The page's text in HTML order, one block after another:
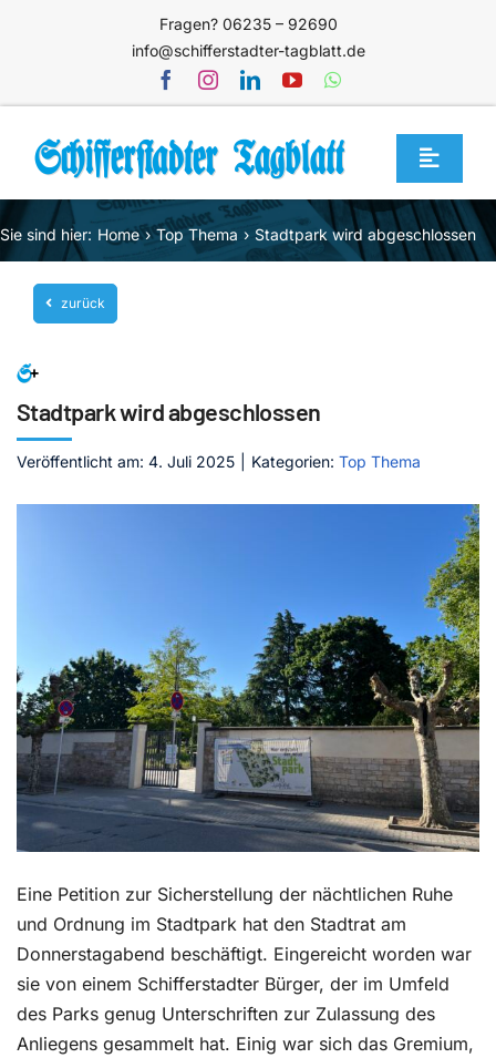
Fragen? 06235 – 92690
info@schifferstadter-tagblatt.de
Toggle
Home
Themen
Blog
Mediathek
Sie sind hier: Home Top Thema Stadtpark wird abgeschlossen
zurück
Stadtpark wird abgeschlossen
Veröffentlicht am: 4. Juli 2025 Kategorien: Top Thema
Eine Petition zur Sicherstellung der nächtlichen Ruhe
und Ordnung im Stadtpark hat den Stadtrat am
Donnerstagabend beschäftigt. Eingereicht worden war
sie von einem Schifferstadter Bürger, der im Umfeld
des Parks genug Unterschriften zur Zulassung des
Anliegens gesammelt hat. Einig war sich das Gremium,